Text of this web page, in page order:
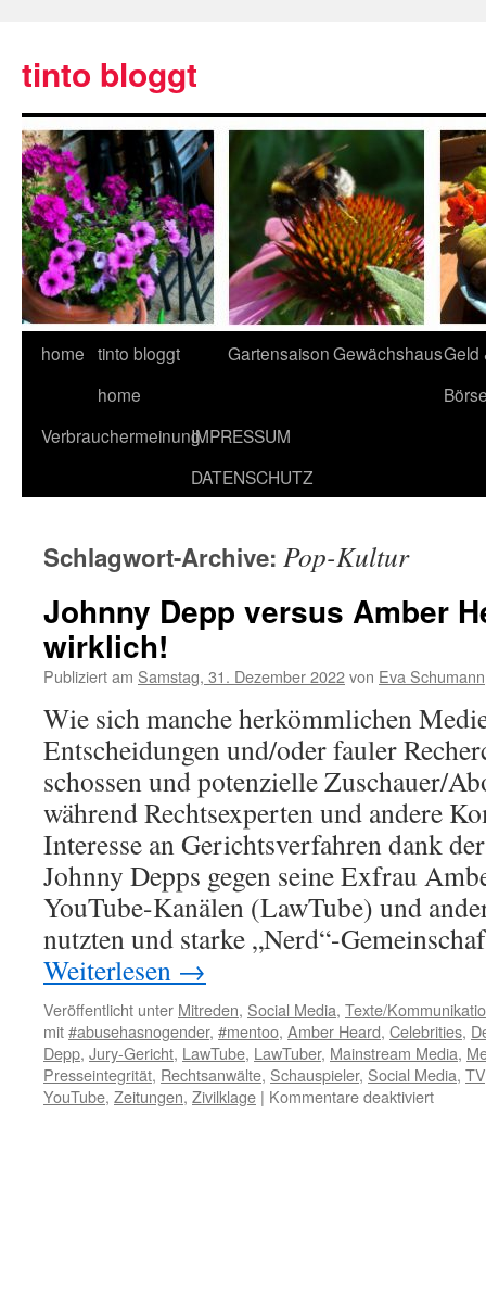
tinto bloggt
home tinto bloggt
home
GartensaisonGewächshausGeld
VerbrauchermeinungIMPRESSUM
DATENSCHUTZ
Schlagwort-Archive: Pop-Kultur
Johnny Depp versus Amber
wirklich!
Publiziert am Samstag, 31. Dezember 2022von Eva Schumann
Wie sich manche herkömmlichen
Entscheidungen und/oder fauler
schossen und potenzielle Zuschauer/
während Rechtsexperten und andere
Interesse an Gerichtsverfahren dank
Johnny Depps gegen seine Exfrau
YouTube-Kanälen (LawTube) und
nutzten und starke „Nerd“-
Weiterlesen →
Veröffentlicht unter Mitreden, Social Media, Texte/
mit#abusehasnogender, #mentoo, Amber Heard, Celebrities,
Depp, Jury-Gericht, LawTube, LawTuber, Mainstream Media,
Presseintegrität, Rechtsanwälte, Schauspieler, Social Media, TV
YouTube, Zeitungen, Zivilklage | Kommentare deaktiviert